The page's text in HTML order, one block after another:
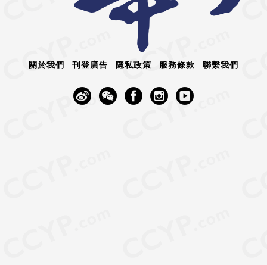
關於我們 刊登廣告 隱私政策 服務條款 聯繫我們